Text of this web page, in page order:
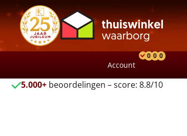
Account
0 0 0
5.000+ beoordelingen – score: 8.8/10